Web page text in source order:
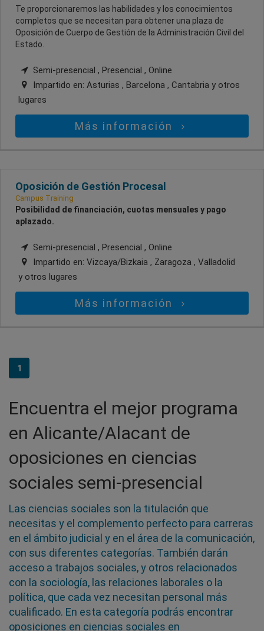
Te proporcionaremos las habilidades y los conocimientos
completos que se necesitan para obtener una plaza de
Oposición de Cuerpo de Gestión de la Administración Civil del
Estado.
Semi-presencial , Presencial , Online
Impartido en: Asturias , Barcelona , Cantabria y otros
lugares
Más información
Oposición de Gestión Procesal
Campus Training
Posibilidad de financiación, cuotas mensuales y pago
aplazado.
Semi-presencial , Presencial , Online
Impartido en: Vizcaya/Bizkaia , Zaragoza , Valladolid
y otros lugares
Más información
1
Encuentra el mejor programa
en Alicante/Alacant de
oposiciones en ciencias
sociales semi-presencial
Las ciencias sociales son la titulación que
necesitas y el complemento perfecto para carreras
en el ámbito judicial y en el área de la comunicación,
con sus diferentes categorías. También darán
acceso a trabajos sociales, y otros relacionados
con la sociología, las relaciones laborales o la
política, que cada vez necesitan personal más
cualificado. En esta categoría podrás encontrar
oposiciones en ciencias sociales en